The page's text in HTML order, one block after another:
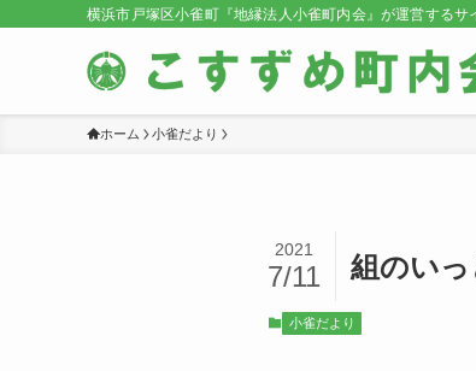
横浜市戸塚区小雀町『地縁法人小雀町内会』が運営するサ
ホーム 小雀だより
組のいっ
2021
7/11
小雀だより